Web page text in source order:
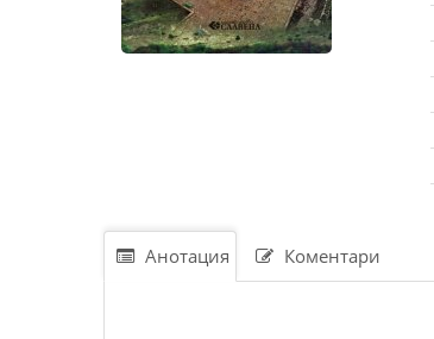
Анотация Коментари